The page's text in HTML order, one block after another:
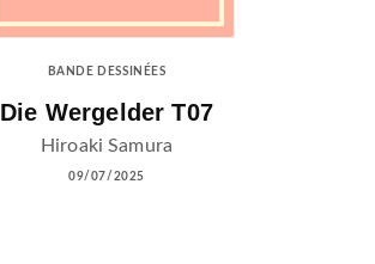
BANDE DESSINÉES
Die Wergelder T07
Hiroaki Samura
09/07/2025